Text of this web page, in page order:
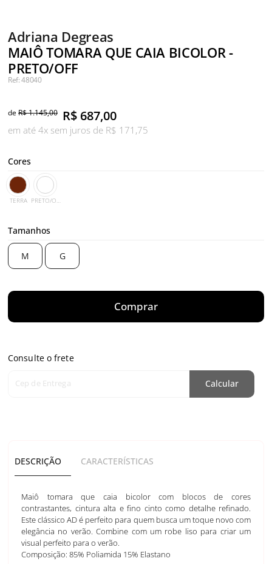
Adriana Degreas
MAIÔ TOMARA QUE CAIA BICOLOR -
PRETO/OFF
Ref: 48040
deR$ 1.145,00 R$ 687,00
em até 4x sem juros de R$ 171,75
Cores
TERRA PRETO/OFF
Tamanhos
M G
Comprar
Consulte o frete
Cep de Entrega Calcular
DESCRIÇÃO CARACTERÍSTICAS
Maiô tomara que caia bicolor com blocos de cores
contrastantes, cintura alta e fino cinto como detalhe refinado.
Este clássico AD é perfeito para quem busca um toque novo com
elegância no verão. Combine com um robe liso para criar um
visual perfeito para o verão.
Composição: 85% Poliamida 15% Elastano